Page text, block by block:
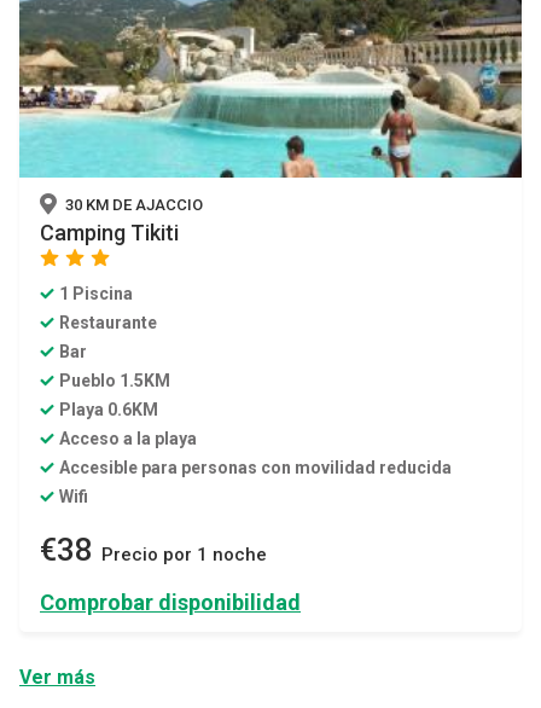
30 KM DE AJACCIO
Camping Tikiti
star star
1 Piscina
Restaurante
Bar
Pueblo 1.5KM
Playa 0.6KM
Acceso a la playa
Accesible para personas con movilidad reducida
Wifi
€38 Precio por 1 noche
Comprobar disponibilidad
Ver más